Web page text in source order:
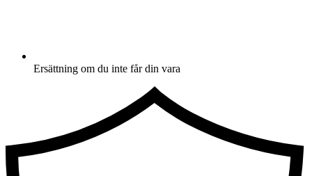
Ersättning om du inte får din vara